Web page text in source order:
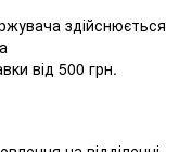
здійснюється
від 500 грн.